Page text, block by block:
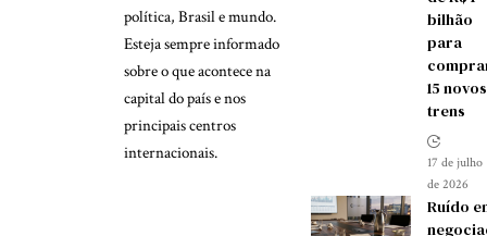
política, Brasil e mundo.
Esteja sempre informado
sobre o que acontece na
capital do país e nos
principais centros
internacionais.
bilhão
para
15 novos
trens
17 de julho
de 2026
Ruído